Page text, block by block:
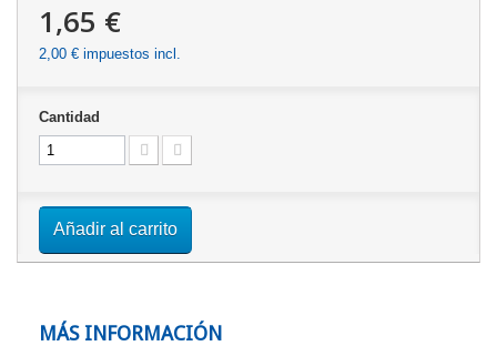
1,65 €
2,00 € impuestos incl.
Cantidad
Añadir al carrito
MÁS INFORMACIÓN